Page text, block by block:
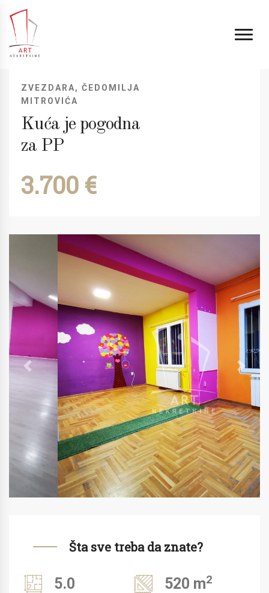
ZVEZDARA, ČEDOMILJA
MITROVIĆA
Kuća je pogodna
za PP
3.700 €
Previous Next
Šta sve treba da znate?
5.0 520 m2